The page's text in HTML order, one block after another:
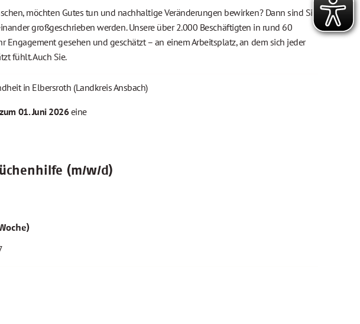
möchten Gutes tun und nachhaltige Veränderungen bewirken? Dann sind Sie
großgeschrieben werden. Unsere über 2.000 Beschäftigten in rund 60
gesehen und geschätzt – an einem Arbeitsplatz, an dem sich jeder
fühlt. Auch Sie.
in Elbersroth (Landkreis Ansbach)
zum 01. Juni 2026eine
(m/w/d)